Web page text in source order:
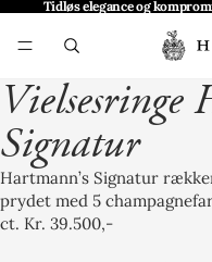
Tidløs elegance og
Signatur
Hartmann’s Signatur
prydet med 5
ct. Kr.